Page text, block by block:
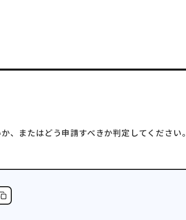
またはどう申請すべきか判定してください。